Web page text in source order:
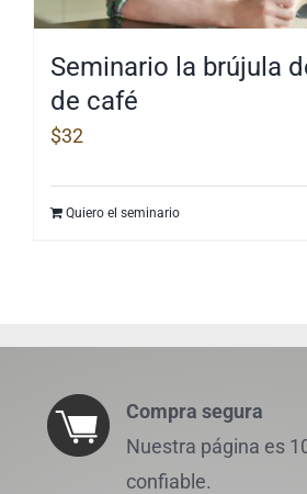
Seminario la brújula
de café
$32
Quiero el seminario
Compra segura
Nuestra página es
confiable.